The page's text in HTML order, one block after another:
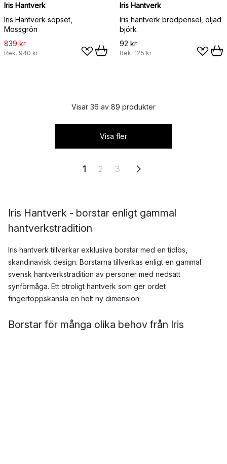
Iris Hantverk
Iris Hantverk sopset,
Mossgrön
839 kr
Rek. 940 kr
Iris Hantverk
Iris hantverk brödpensel, oljad
björk
92 kr
Rek. 125 kr
Visar 36 av 89 produkter
Visa fler
1 2 3
Iris Hantverk - borstar enligt gammal
hantverkstradition
Iris hantverk tillverkar exklusiva borstar med en tidlös,
skandinavisk design. Borstarna tillverkas enligt en gammal
svensk hantverkstradition av personer med nedsatt
synförmåga. Ett otroligt hantverk som ger ordet
fingertoppskänsla en helt ny dimension.
Borstar för många olika behov från Iris